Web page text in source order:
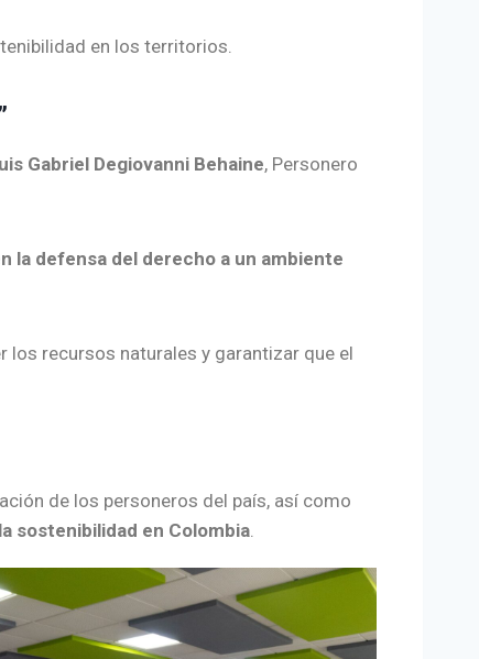
en los territorios.
Gabriel Degiovanni Behaine, Personero
la defensa del derecho a un ambiente
los recursos naturales y garantizar que el
de los personeros del país, así como
sostenibilidad en Colombia